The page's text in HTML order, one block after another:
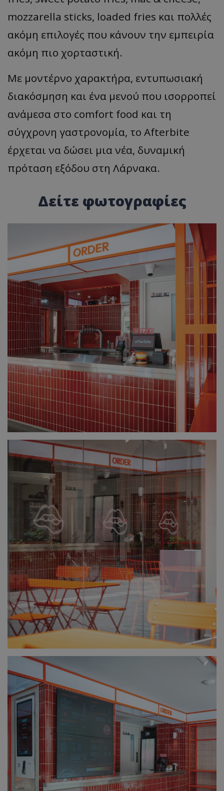
mozzarella sticks, loaded fries και πολλές
ακόμη επιλογές που κάνουν την εμπειρία
ακόμη πιο χορταστική.
Με μοντέρνο χαρακτήρα, εντυπωσιακή
διακόσμηση και ένα μενού που ισορροπεί
ανάμεσα στο comfort food και τη
σύγχρονη γαστρονομία, το Afterbite
έρχεται να δώσει μια νέα, δυναμική
πρόταση εξόδου στη Λάρνακα.
Δείτε φωτογραφίες